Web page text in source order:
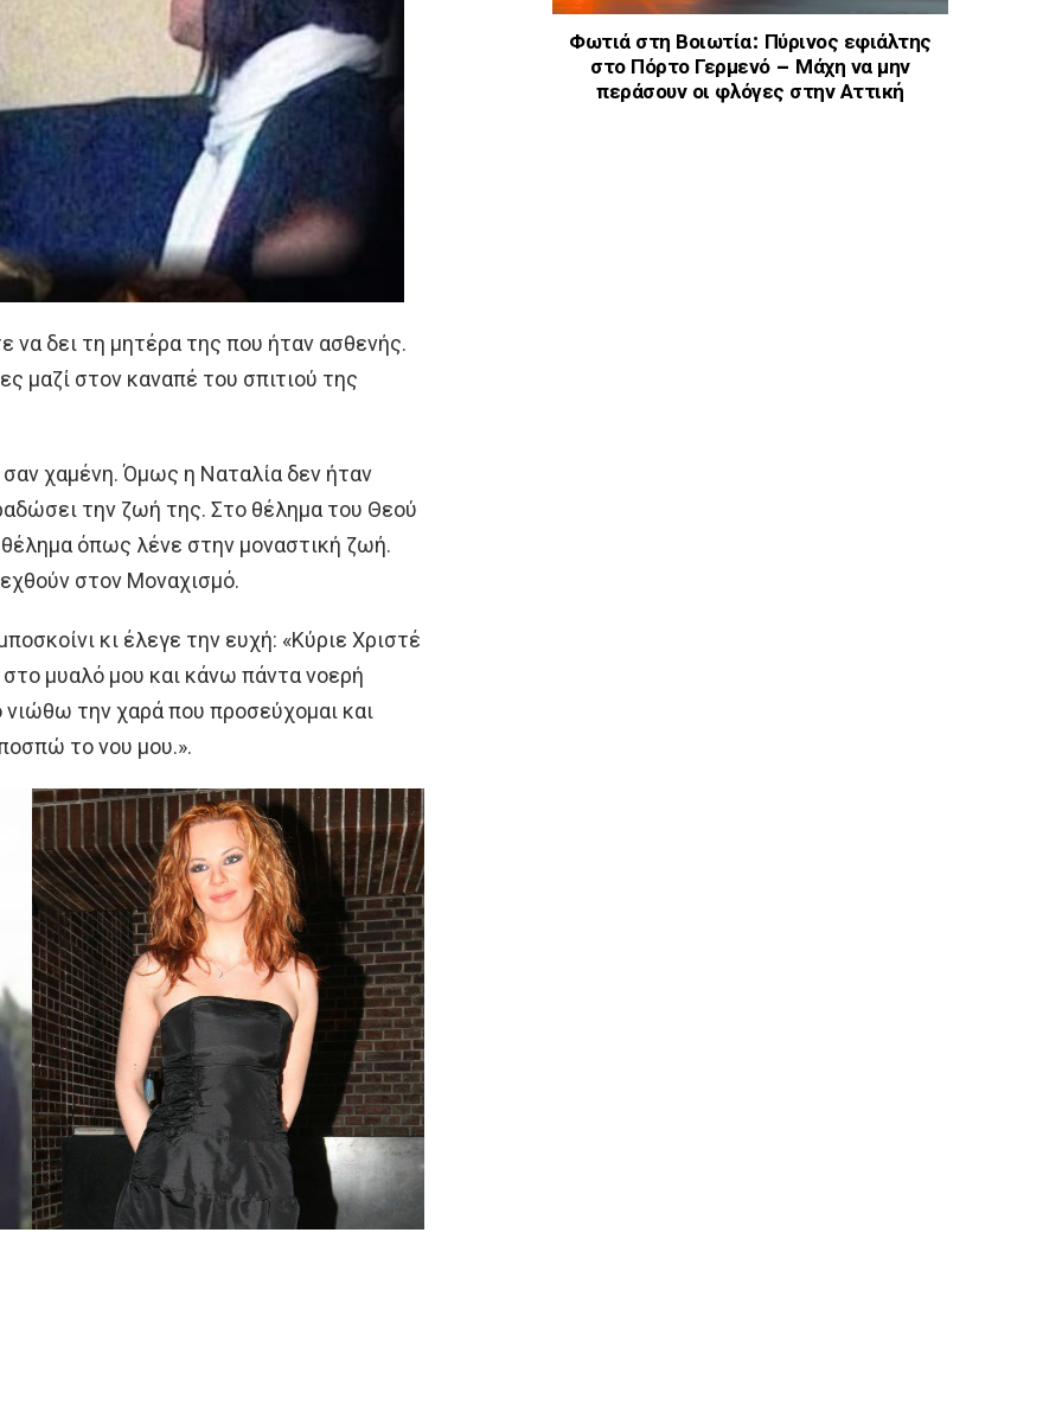
να δει τη μητέρα της που ήταν ασθενής.
μαζί στον καναπέ του σπιτιού της
χαμένη. Όμως η Ναταλία δεν ήταν
την ζωή της. Στο θέλημα του Θεού
όπως λένε στην μοναστική ζωή.
στον Μοναχισμό.
κι έλεγε την ευχή: «Κύριε Χριστέ
μυαλό μου και κάνω πάντα νοερή
την χαρά που προσεύχομαι και
το νου μου.».
Φωτιά στη Βοιωτία: Πύρινος εφιάλτης
στο Πόρτο Γερμενό – Μάχη να μην
περάσουν οι φλόγες στην Αττική